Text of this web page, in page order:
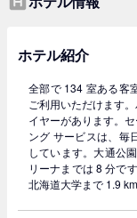
ホテル紹介
全部で 134 室ある客
ご利用いただけます
イヤーがあります。
ング サービスは、毎
しています。大通公
リーナまでは 8 分で
北海道大学まで 1.9